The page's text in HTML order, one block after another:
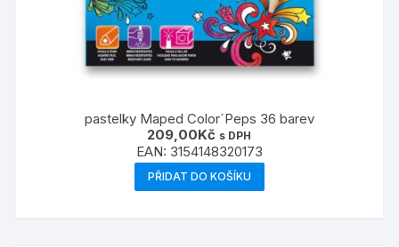
pastelky Maped Color´Peps 36 barev
209,00Kč s DPH
EAN: 3154148320173
PŘIDAT DO KOŠÍKU